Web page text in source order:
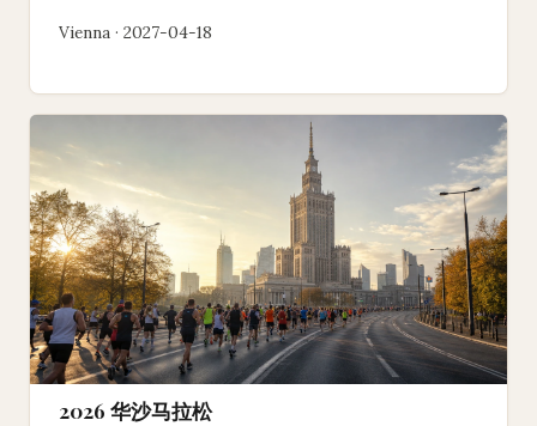
Vienna · 2027-04-18
2026 华沙马拉松